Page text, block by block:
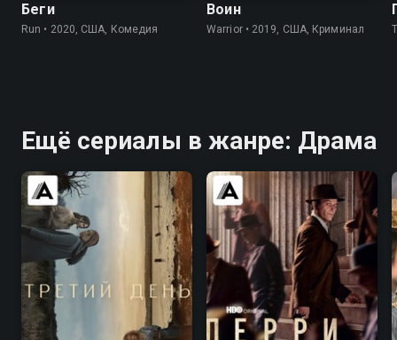
Беги
Run • 2020, США, Комедия
Воин
Warrior • 2019, США, Криминал
Ещё сериалы в жанре: Драма